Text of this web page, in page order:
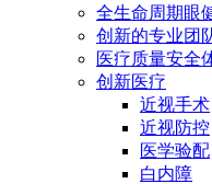
全生命周期眼
创新的专业团
医疗质量安全
创新医疗
近视手术
近视防控
医学验配
白内障